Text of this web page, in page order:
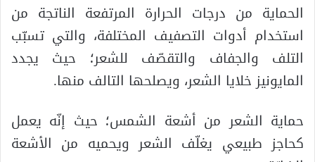
الحماية من درجات الحرارة المرتفعة الناتجة من
استخدام أدوات التصفيف المختلفة، والتي تسبّب
التلف والجفاف والتقصّف للشعر؛ حيث يجدد
المايونيز خلايا الشعر، ويصلحها التالف منها.
حماية الشعر من أشعة الشمس؛ حيث إنّه يعمل
كحاجز طبيعي يغلّف الشعر ويحميه من الأشعة